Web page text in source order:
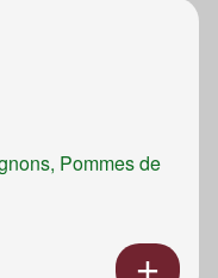
Pommes de